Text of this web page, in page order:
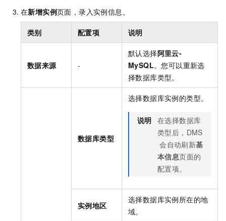
在新增实例页面，录入实例信息。
类别 配置项 说明
数据来源 -
默认选择阿里云-
MySQL。您可以重新选
择数据库类型。
数据库类型
选择数据库实例的类型。
说明 在选择数据库
类型后，DMS
会自动刷新基
本信息页面的
配置项。
实例地区
选择数据库实例所在的地
域。